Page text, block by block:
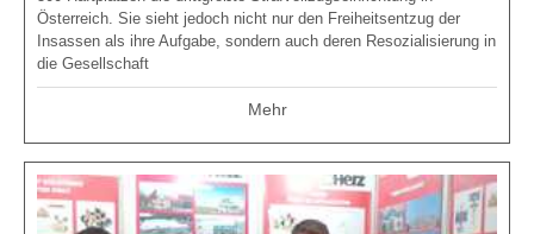
Österreich. Sie sieht jedoch nicht nur den Freiheitsentzug der
Insassen als ihre Aufgabe, sondern auch deren Resozialisierung in
die Gesellschaft
Mehr